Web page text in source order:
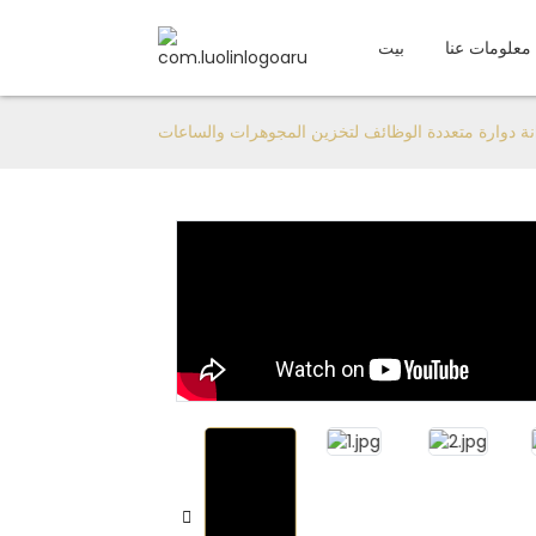
بيت معلومات عنا
Loading...
Loading...